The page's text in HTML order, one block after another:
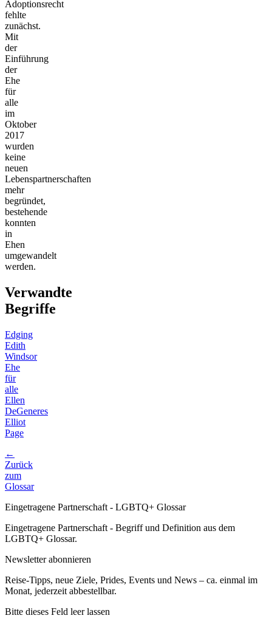
Adoptionsrecht
fehlte
zunächst.
Mit
der
Einführung
der
Ehe
für
alle
im
Oktober
2017
wurden
keine
neuen
Lebenspartnerschaften
mehr
begründet,
bestehende
konnten
in
Ehen
umgewandelt
werden.
Verwandte
Begriffe
Edging
Edith
Windsor
Ehe
für
alle
Ellen
DeGeneres
Elliot
Page
←
Zurück
zum
Glossar
Eingetragene Partnerschaft - LGBTQ+ Glossar
Eingetragene Partnerschaft - Begriff und Definition aus dem
LGBTQ+ Glossar.
Newsletter abonnieren
Reise-Tipps, neue Ziele, Prides, Events und News – ca. einmal im
Monat, jederzeit abbestellbar.
Bitte dieses Feld leer lassen